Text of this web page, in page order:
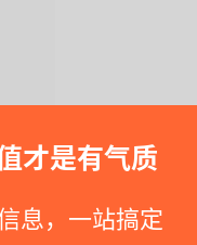
才是有气质
息，一站搞定